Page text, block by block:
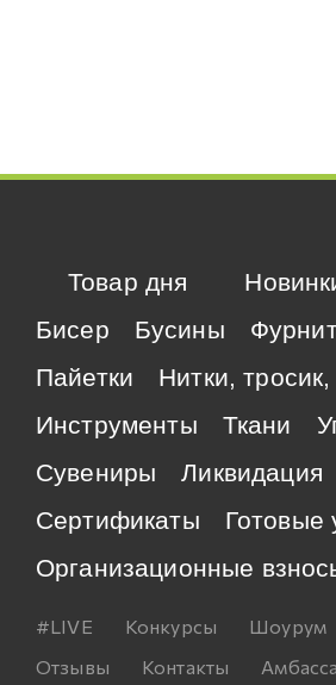
Товар дня
Бисер
Бусины
Пайетки
Нитки,
Инструменты
Ткани
Сувениры
Ликвидация
Сертификаты
Готовые
Организационные
#LIVE Конкурсы Шоурум
Отзывы
Контакты